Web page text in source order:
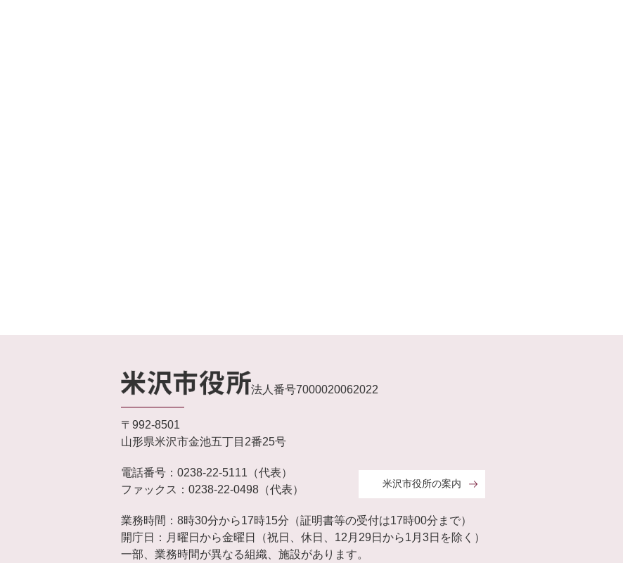
法人番号7000020062022
〒992-8501
山形県米沢市金池五丁目2番25号
電話番号：0238-22-5111（代表）
ファックス：0238-22-0498（代表）
米沢市役所の案内
業務時間：8時30分から17時15分（証明書等の受付は17時00分まで）
開庁日：月曜日から金曜日（祝日、休日、12月29日から1月3日を除く）
一部、業務時間が異なる組織、施設があります。